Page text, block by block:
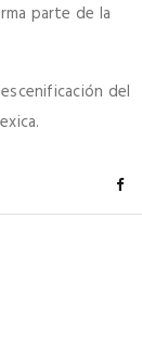
parte de la
del